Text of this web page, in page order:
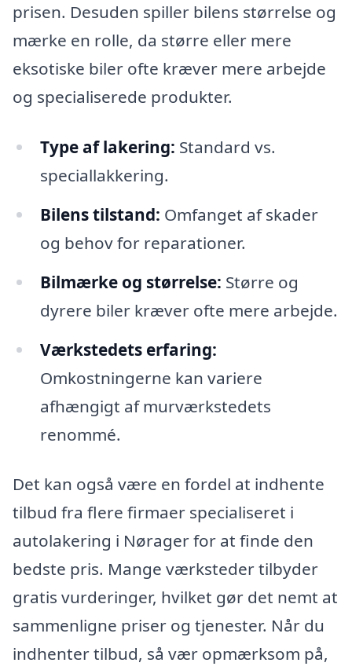
prisen. Desuden spiller bilens størrelse og
mærke en rolle, da større eller mere
eksotiske biler ofte kræver mere arbejde
og specialiserede produkter.
Type af lakering: Standard vs.
speciallakkering.
Bilens tilstand: Omfanget af skader
og behov for reparationer.
Bilmærke og størrelse: Større og
dyrere biler kræver ofte mere arbejde.
Værkstedets erfaring:
Omkostningerne kan variere
afhængigt af murværkstedets
renommé.
Det kan også være en fordel at indhente
tilbud fra flere firmaer specialiseret i
autolakering i Nørager for at finde den
bedste pris. Mange værksteder tilbyder
gratis vurderinger, hvilket gør det nemt at
sammenligne priser og tjenester. Når du
indhenter tilbud, så vær opmærksom på,